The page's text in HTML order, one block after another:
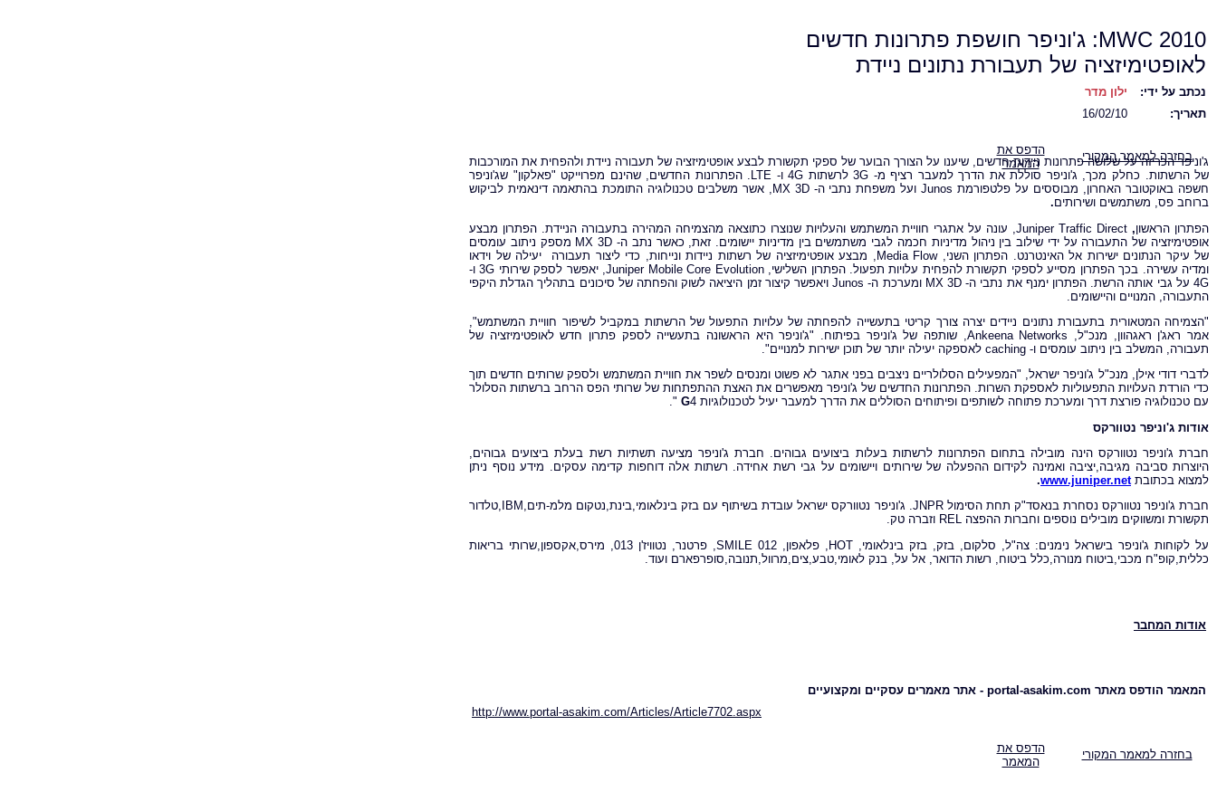
MWC 2010: ג'וניפר חושפת פתרונות חדשים
לאופטימיזציה של תעבורת נתונים ניידת
נכתב על ידי:
ילון מדר
תאריך:
16/02/10
בחזרה למאמר המקורי
הדפס את
המאמר
ג'וניפר הכריזה על שלושה פתרונות ניידות חדשים, שיענו על הצורך הבוער של ספקי תקשורת לבצע אופטימיזציה של תעבורה ניידת ולהפחית את המורכבות
של הרשתות. כחלק מכך, ג'וניפר סוללת את הדרך למעבר רציף מ- 3G לרשתות 4G ו- LTE. הפתרונות החדשים, שהינם מפרוייקט "פאלקון" שג'וניפר
חשפה באוקטובר האחרון, מבוססים על פלטפורמת Junos ועל משפחת נתבי ה- MX
3D, אשר משלבים טכנולוגיה התומכת בהתאמה דינאמית לביקוש
ברוחב פס, משתמשים ושירותים.
הפתרון הראשון,
Juniper Traffic Direct, עונה על אתגרי חוויית המשתמש והעלויות שנוצרו כתוצאה מהצמיחה המהירה בתעבורה הניידת. הפתרון מבצע
אופטימיזציה של התעבורה על ידי שילוב בין ניהול מדיניות חכמה לגבי משתמשים בין מדיניות יישומים. זאת, כאשר נתב ה- MX
3D מספק ניתוב עומסים
של עיקר הנתונים ישירות אל האינטרנט. הפתרון השני, Media
Flow, מבצע אופטימיזציה של רשתות ניידות ונייחות, כדי ליצור תעבורה יעילה של וידאו
ומדיה עשירה. בכך הפתרון מסייע לספקי תקשורת להפחית עלויות תפעול. הפתרון השלישי, Juniper Mobile Core
Evolution, יאפשר לספק שירותי 3G ו-
4G על גבי אותה הרשת. הפתרון ימנף את נתבי ה- MX
3D ומערכת ה- Junos ויאפשר קיצור זמן היציאה לשוק והפחתה של סיכונים בתהליך הגדלת היקפי
התעבורה, המנויים והיישומים.
"הצמיחה המטאורית בתעבורת נתונים ניידים יצרה צורך קריטי בתעשייה להפחתה של עלויות התפעול של הרשתות במקביל לשיפור חוויית המשתמש",
אמר ראג'ן ראגהוון, מנכ"ל, Ankeena
Networks, שותפה של ג'וניפר בפיתוח. "ג'וניפר היא הראשונה בתעשייה לספק פתרון חדש לאופטימיזציה של
תעבורה, המשלב בין ניתוב עומסים ו- caching לאספקה יעילה יותר של תוכן ישירות למנויים".
לדברי דודי אילן, מנכ"ל ג'וניפר ישראל, "המפעילים הסלולריים ניצבים בפני אתגר לא פשוט ומנסים לשפר את חוויית המשתמש ולספק שרותים חדשים תוך
כדי הורדת העלויות התפעוליות לאספקת השרות. הפתרונות החדשים של ג'וניפר מאפשרים את האצת ההתפתחות של שרותי הפס הרחב ברשתות הסלולר
עם טכנולוגיה פורצת דרך ומערכת פתוחה לשותפים ופיתוחים הסוללים את הדרך למעבר יעיל לטכנולוגיות
G4 ".
אודות ג'וניפר נטוורקס
חברת ג'וניפר נטוורקס הינה מובילה בתחום הפתרונות לרשתות בעלות ביצועים גבוהים. חברת ג'וניפר מציעה תשתיות רשת בעלת ביצועים גבוהים,
היוצרות סביבה מגיבה,יציבה ואמינה לקידום ההפעלה של שירותים ויישומים על גבי רשת אחידה. רשתות אלה דוחפות קדימה עסקים. מידע נוסף ניתן
למצוא בכתובת www.juniper.net
.
חברת
ג'וניפר נטוורקס נסחרת בנאסד"ק תחת הסימול JNPR. ג'וניפר נטוורקס ישראל עובדת בשיתוף עם בזק בינלאומי,בינת,נטקום מלמ-תים,IBM,טלדור
תקשורת ומשווקים מובילים נוספים וחברות ההפצה REL וזברה טק.
על לקוחות ג'וניפר בישראל נימנים: צה"ל, סלקום, בזק, בזק בינלאומי, HOT, פלאפון, 012 SMILE, פרטנר, נטוויז'ן 013, מירס,אקספון,שרותי בריאות
כללית,קופ"ח מכבי,ביטוח מנורה,כלל ביטוח, רשות הדואר, אל על, בנק לאומי,טבע,צים,מרוול,תנובה,סופרפארם ועוד.
אודות המחבר
המאמר הודפס מאתר portal-asakim.com - אתר מאמרים עסקיים ומקצועיים
http://www.portal-asakim.com/Articles/Article7702.aspx
בחזרה למאמר המקורי
הדפס את
המאמר